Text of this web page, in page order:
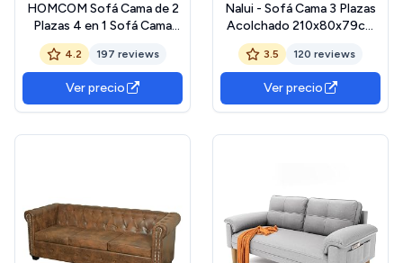
HOMCOM Sofá Cama de 2
Plazas 4 en 1 Sofá Cama
Plegable Tapizado en
Terciopelo con Respaldo
Ajustable de 5 Niveles y
Almohadas Acolchadas para
Oficina Dormitorio Salón
4.2 197 reviews
Ver precio
Nalui - Sofá Cama 3 Plazas
Acolchado 210x80x79cm
One Lines, 2 Cojines y
Apertura Clic-Clac con
Reclinación Ajustable. Sofá
Cama Chaise Longue
Aterciopelado Convertible
3.5 120 reviews
Ver precio